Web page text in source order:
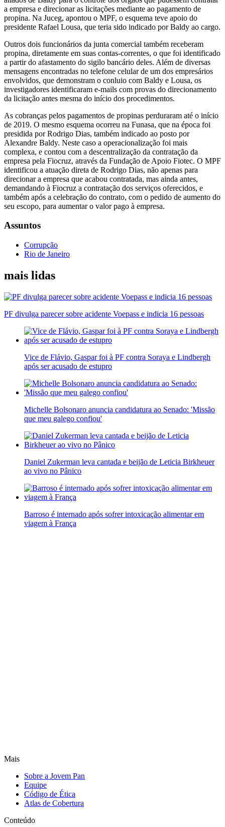
a empresa e direcionar as licitações mediante ao pagamento de
propina. Na Juceg, apontou o MPF, o esquema teve apoio do
presidente Rafael Lousa, que teria sido indicado por Baldy ao cargo.
Outros dois funcionários da junta comercial também receberam
propina, diretamente em suas contas-correntes, o que foi identificado
a partir do afastamento do sigilo bancário deles. Além de diversas
mensagens encontradas no telefone celular de um dos empresários
envolvidos, que demonstram o conluio com Baldy e Lousa, os
investigadores identificaram e-mails com provas do direcionamento
da licitação antes mesma do início dos procedimentos.
As cobranças pelos pagamentos de propinas perduraram até o início
de 2019. O mesmo esquema ocorreu na Funasa, que na época foi
presidida por Rodrigo Dias, também indicado ao posto por
Alexandre Baldy. Neste caso a operacionalização foi mais
complexa, e contou com a descentralização da contratação da
empresa pela Fiocruz, através da Fundação de Apoio Fiotec. O MPF
identificou a atuação direta de Rodrigo Dias, não apenas para
direcionar a empresa que acabou contratada, mas ainda antes,
demandando à Fiocruz a contratação dos serviços oferecidos, e
também após a celebração do contrato, com o pedido de aumento do
seu escopo, para aumentar o valor pago à empresa.
Assuntos
Corrupção
Rio de Janeiro
mais lidas
PF divulga parecer sobre acidente Voepass e indicia 16 pessoas
Vice de Flávio, Gaspar foi à PF contra Soraya e Lindbergh
após ser acusado de estupro
Michelle Bolsonaro anuncia candidatura ao Senado: 'Missão
que meu galego confiou'
Daniel Zukerman leva cantada e beijão de Leticia Birkheuer
ao vivo no Pânico
Barroso é internado após sofrer intoxicação alimentar em
viagem à França
Mais
Sobre a Jovem Pan
Equipe
Código de Ética
Atlas de Cobertura
Conteúdo